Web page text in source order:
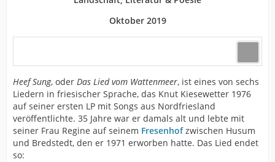
Oktober 2019
Heef Sung, oder Das Lied vom Wattenmeer, ist eines von sechs
Liedern in friesischer Sprache, das Knut Kiesewetter 1976
auf seiner ersten LP mit Songs aus Nordfriesland
veröffentlichte. 35 Jahre war er damals alt und lebte mit
seiner Frau Regine auf seinem Fresenhofzwischen Husum
und Bredstedt, den er 1971 erworben hatte. Das Lied endet
so: